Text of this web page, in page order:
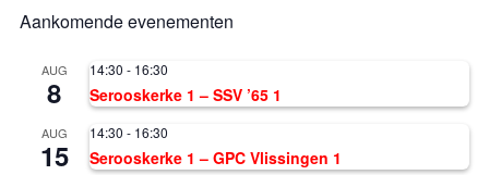
Aankomende evenementen
AUG
8
14:30 - 16:30
Serooskerke 1 – SSV ’65 1
AUG
15
14:30 - 16:30
Serooskerke 1 – GPC Vlissingen 1